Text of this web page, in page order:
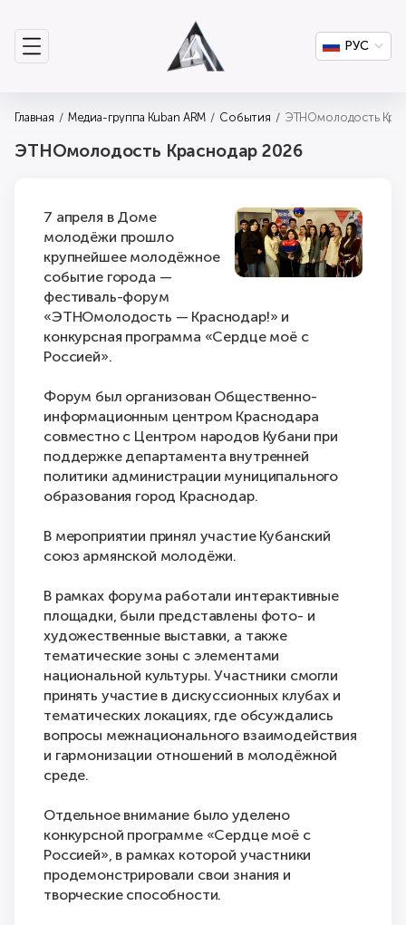
РУС
Главная Медиа-группа Kuban ARM События ЭТНОмолодость
ЭТНОмолодость Краснодар 2026
7 апреля в Доме
молодёжи прошло
крупнейшее молодёжное
событие города —
фестиваль-форум
«ЭТНОмолодость — Краснодар!» и
конкурсная программа «Сердце моё с
Россией».
Форум был организован Общественно-
информационным центром Краснодара
совместно с Центром народов Кубани при
поддержке департамента внутренней
политики администрации муниципального
образования город Краснодар.
В мероприятии принял участие Кубанский
союз армянской молодёжи.
В рамках форума работали интерактивные
площадки, были представлены фото- и
художественные выставки, а также
тематические зоны с элементами
национальной культуры. Участники смогли
принять участие в дискуссионных клубах и
тематических локациях, где обсуждались
вопросы межнационального взаимодействия
и гармонизации отношений в молодёжной
среде.
Отдельное внимание было уделено
конкурсной программе «Сердце моё с
Россией», в рамках которой участники
продемонстрировали свои знания и
творческие способности.